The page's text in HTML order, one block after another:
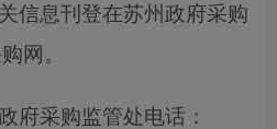
信息刊登在苏州政府采购
网。
府采购监管处电话：